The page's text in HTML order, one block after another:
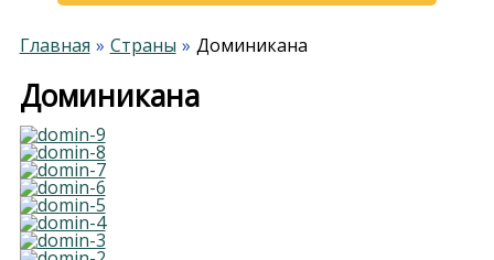
Главная Страны Доминикана
Доминикана